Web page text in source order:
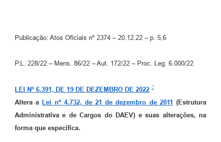
Galeria de Vídeos
Projetos
Publicação: Atos Oficiais nº 2374 – 20.12.22 – p. 5,6
P.L. 228/22 – Mens. 86/22 – Aut. 172/22 – Proc. Leg. 6.000/22
LEI Nº 6.391, DE 19 DE DEZEMBRO DE 2022
Altera a Lei nº 4.732, de 21 de dezembro de 2011 (Estrutura
Administrativa e de Cargos do DAEV) e suas alterações, na
forma que especifica.